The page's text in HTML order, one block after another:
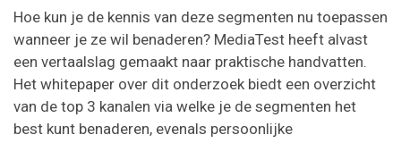
Hoe kun je de kennis van deze segmenten nu toepassen
wanneer je ze wil benaderen? MediaTest heeft alvast
een vertaalslag gemaakt naar praktische handvatten.
Het whitepaper over dit onderzoek biedt een overzicht
van de top 3 kanalen via welke je de segmenten het
best kunt benaderen, evenals persoonlijke